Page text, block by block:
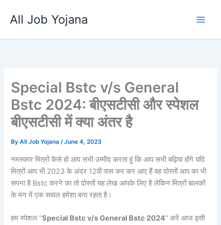
All Job Yojana
Special Bstc v/s General
Bstc 2024: बीएसटीसी और स्पेशल
बीएसटीसी में क्या अंतर है
ByAll Job Yojana/June 4, 2023
नमस्कार मित्रों कैसे हो आप सभी उम्मीद करता हूं कि आप सभी बढ़िया होंगे यदि
मित्रों आप भी 2023 के अंदर 12वीं पास कर कर आए हैं वह दोस्तों आप का भी
सपना है Bstc करने का तो दोस्तों यह लेख आपके लिए है लेकिन मित्रों बालकों
के मन में एक सवाल हमेशा बना रहता है।
हम स्पेशल “Special Bstc v/s General Bstc 2024” करें आज इसी